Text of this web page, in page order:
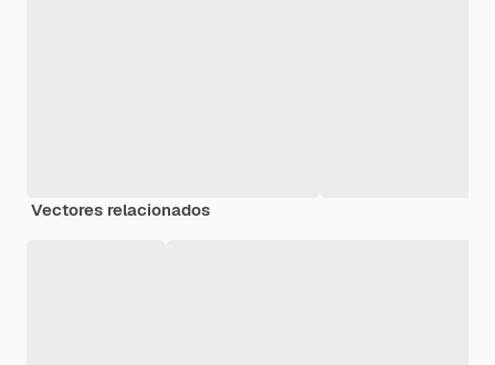
Vectores relacionados